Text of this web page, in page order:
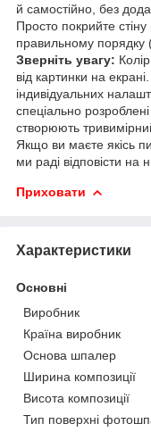
й самостійно, без
Просто покрийте
правильному порядку
Зверніть увагу:
від картинки на
індивідуальних
спеціально
створюють
Якщо ви маєте якісь
ми раді відповісти на
Приховати
Характеристики
Основні
Виробник
Країна виробник
Основа шпалер
Ширина композиції
Висота композиції
Тип поверхні